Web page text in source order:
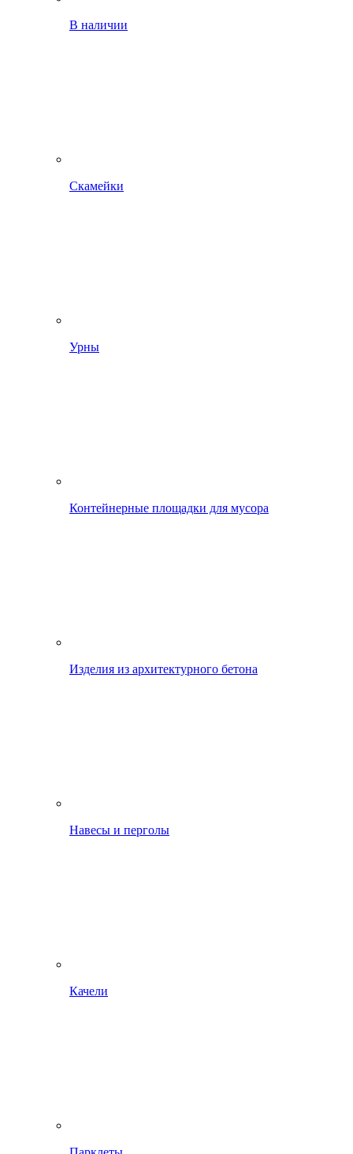
В наличии
Скамейки
Урны
Контейнерные площадки для мусора
Изделия из архитектурного бетона
Навесы и перголы
Качели